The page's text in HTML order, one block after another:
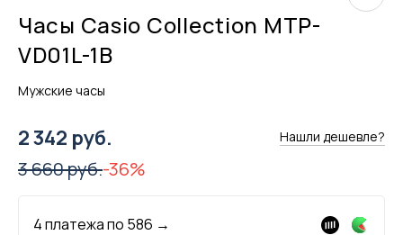
Часы Casio Collection MTP-
VD01L-1B
Мужские часы
2 342 руб. Нашли дешевле?
3 660 руб.-36%
4 платежа по 586 →